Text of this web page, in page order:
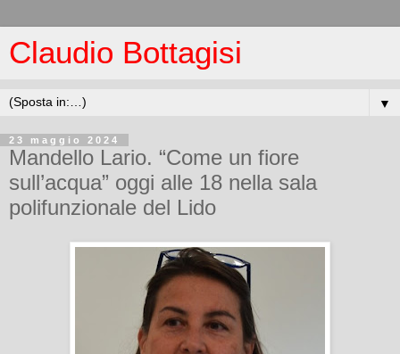
Claudio Bottagisi
▼
23 maggio 2024
Mandello Lario. “Come un fiore
sull’acqua” oggi alle 18 nella sala
polifunzionale del Lido